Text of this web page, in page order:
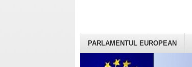
PARLAMENTUL EUROPEAN